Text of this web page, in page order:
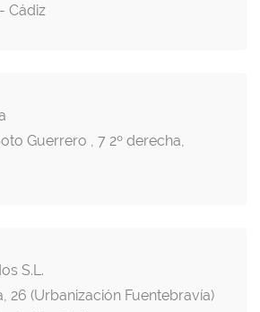
Cádiz
Guerrero , 7 2º derecha,
S.L.
26 (Urbanización Fuentebravía)